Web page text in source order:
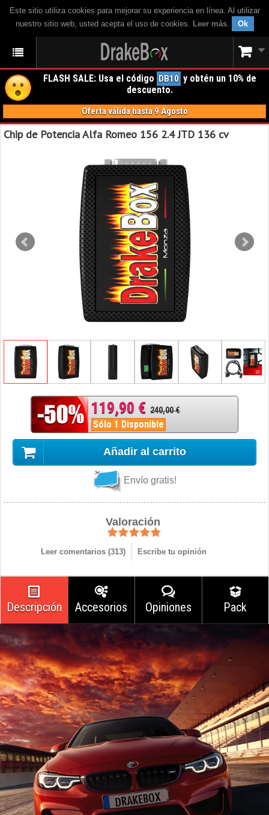
Este sitio utiliza cookies para mejorar su experiencia en línea. Al utilizar
nuestro sitio web, usted acepta el uso de cookies. Leer más. Ok
FLASH SALE: Usa el código DB10 y obtén un 10% de
descuento.
Oferta válida hasta 9 Agosto
Chip de Potencia Alfa Romeo 156 2.4 JTD 136 cv
119,90 € 240,00 €
Sólo 1 Disponible
Añadir al carrito
Envío gratis!
Valoración
Leer comentarios (313) Escribe tu opinión
Descripción Accesorios Opiniones Pack